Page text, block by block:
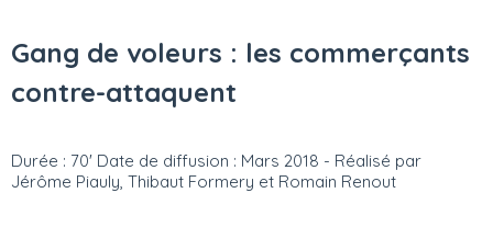
Gang de voleurs : les commerçants
contre-attaquent
Durée : 70' Date de diffusion : Mars 2018 - Réalisé par
Jérôme Piauly, Thibaut Formery et Romain Renout